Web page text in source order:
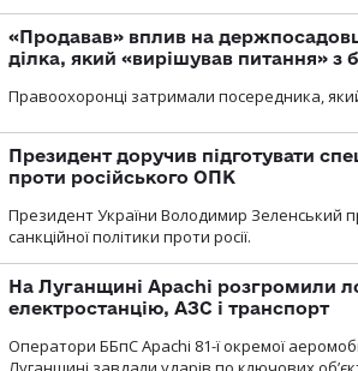
«Продавав» вплив на
ділка, який «вирішував питання» з
Правоохоронці затримали посередника,
Президент доручив підготувати
проти російського ОПК
Президент України Володимир Зеленський
санкційної політики проти росії.
На Луганщині Apachi розгромили
електростанцію, АЗС і транспорт
Оператори ББпС Apachi 81-ї окремої